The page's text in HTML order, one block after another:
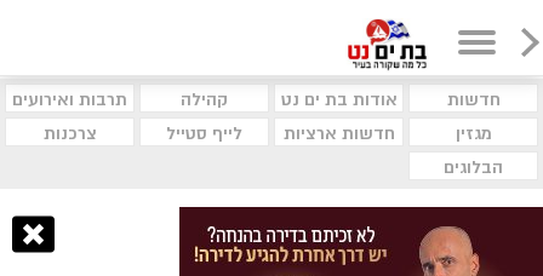
חדשות אודות בת ים נט קהילה
תרבות ואירועים
מגזין
חדשות ארציות לייף סטייל
צרכנות
הבלוגים